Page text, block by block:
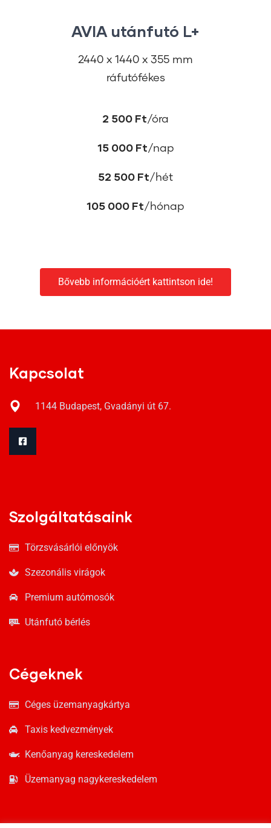
AVIA utánfutó L+
2440 x 1440 x 355 mm
ráfutófékes
2 500 Ft/óra
15 000 Ft/nap
52 500 Ft/hét
105 000 Ft/hónap
Bővebb információért kattintson ide!
Kapcsolat
1144 Budapest, Gvadányi út 67.
Szolgáltatásaink
Törzsvásárlói előnyök
Szezonális virágok
Premium autómosók
Utánfutó bérlés
Cégeknek
Céges üzemanyagkártya
Taxis kedvezmények
Kenőanyag kereskedelem
Üzemanyag nagykereskedelem